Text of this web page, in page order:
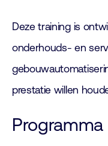
Deze training is
onderhouds- en
prestatie willen
Programma